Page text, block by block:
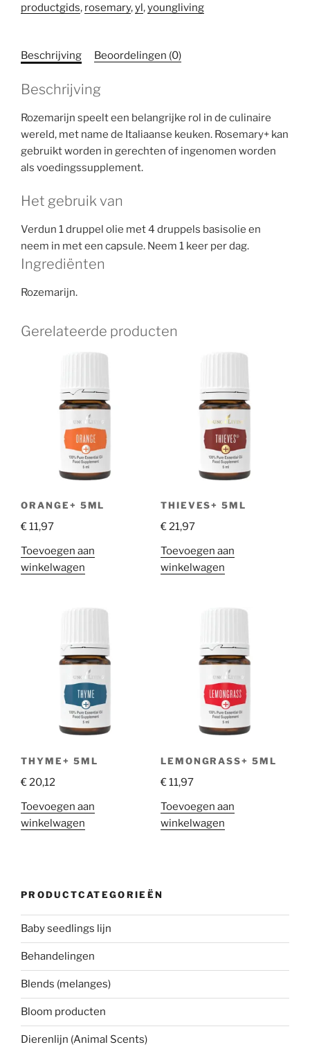
productgids, rosemary,yl ,youngliving
Beschrijving Beoordelingen (0)
Beschrijving
Rozemarijn speelt een belangrijke rol in de culinaire
wereld, met name de Italiaanse keuken. Rosemary+ kan
gebruikt worden in gerechten of ingenomen worden
als voedingssupplement.
Het gebruik van
Verdun 1 druppel olie met 4 druppels basisolie en
neem in met een capsule. Neem 1 keer per dag.
Ingrediënten
Rozemarijn.
Gerelateerde producten
ORANGE+ 5ML
€11,97
Toevoegen aan
winkelwagen
THIEVES+ 5ML
€21,97
Toevoegen aan
winkelwagen
THYME+ 5ML
€ 20,12
Toevoegen aan
winkelwagen
LEMONGRASS+ 5ML
€11,97
Toevoegen aan
winkelwagen
PRODUCTCATEGORIEËN
Baby seedlings lijn
Behandelingen
Blends (melanges)
Bloom producten
Dierenlijn (Animal Scents)